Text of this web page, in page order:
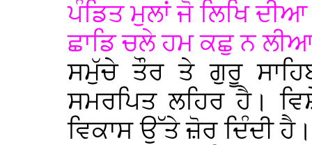
ਪੰਡਿਤ ਮੁਲਾਂ ਜੋ ਲਿਖਿ
ਛਾਡਿ ਚਲੇ ਹਮ ਕਛੁ ਨ
ਸਮੁੱਚੇ ਤੌਰ ਤੇ ਗੁਰੂ
ਸਮਰਪਿਤ ਲਹਿਰ ਹੈ।
ਵਿਕਾਸ ਉੱਤੇ ਜ਼ੋਰ ਦਿੰਦੀ